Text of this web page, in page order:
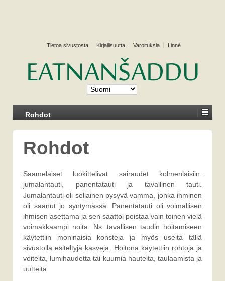
Tietoa sivustosta Kirjallisuutta Varoituksia Linné
Rohdot
Rohdot
Saamelaiset luokittelivat sairaudet kolmenlaisiin:
jumalantauti, panentatauti ja tavallinen tauti.
Jumalantauti oli sellainen pysyvä vamma, jonka ihminen
oli saanut jo syntymässä. Panentatauti oli voimallisen
ihmisen asettama ja sen saattoi poistaa vain toinen vielä
voimakkaampi noita. Ns. tavallisen taudin hoitamiseen
käytettiin moninaisia konsteja ja myös useita tällä
sivustolla esiteltyjä kasveja. Hoitona käytettiin rohtoja ja
voiteita, lumihaudetta tai kuumia hauteita, taulaamista ja
uutteita.